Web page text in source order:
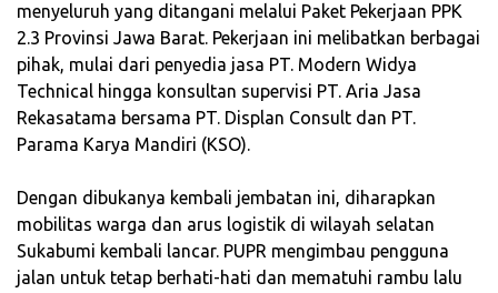
menyeluruh yang ditangani melalui Paket Pekerjaan PPK
2.3 Provinsi Jawa Barat. Pekerjaan ini melibatkan berbagai
pihak, mulai dari penyedia jasa PT. Modern Widya
Technical hingga konsultan supervisi PT. Aria Jasa
Rekasatama bersama PT. Displan Consult dan PT.
Parama Karya Mandiri (KSO).
‎Dengan dibukanya kembali jembatan ini, diharapkan
mobilitas warga dan arus logistik di wilayah selatan
Sukabumi kembali lancar. PUPR mengimbau pengguna
jalan untuk tetap berhati-hati dan mematuhi rambu lalu